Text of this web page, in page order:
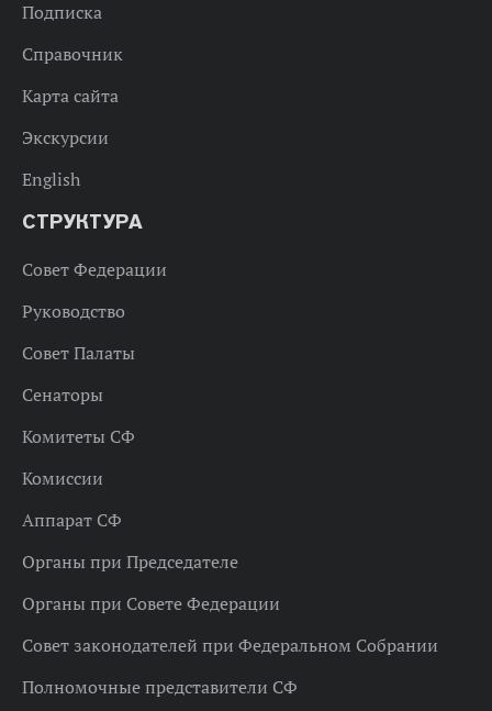
Подписка
Справочник
Карта сайта
Экскурсии
English
СТРУКТУРА
Совет Федерации
Руководство
Совет Палаты
Сенаторы
Комитеты СФ
Комиссии
Аппарат СФ
Органы при Председателе
Органы при Совете Федерации
Совет законодателей при Федеральном Собрании
Полномочные представители СФ